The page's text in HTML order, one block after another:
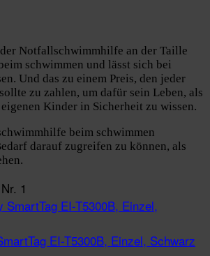
Notfallschwimmhilfe an der Taille
schwimmen und lässt sich bei
Und das zu einem Preis, den jeder
zu zahlen, um dafür sein Leben, als
Kinder in Sicherheit zu wissen.
beim schwimmen
darauf zugreifen zu können, als
1
EI-T5300B, Einzel, Schwarz